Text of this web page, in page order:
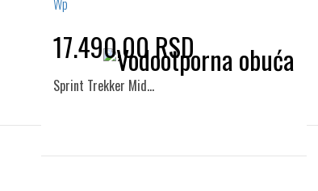
17.490,00 RSD
Sprint Trekker Mid…